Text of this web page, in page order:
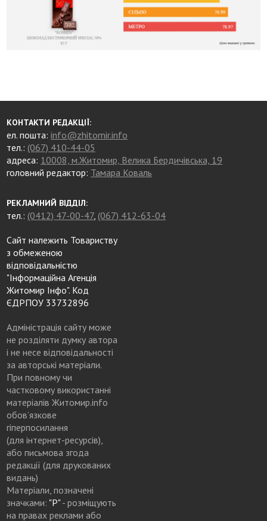
КОНТАКТИ РЕДАКЦІЇ:
ел. пошта:info@zhitomir.info
тел.: (067) 410-44-05
адреса: 10008, м.Житомир, Велика Бердичівська, 19
головний редактор: Тамара Коваль
РЕКЛАМНИЙ ВІДДІЛ:
тел.: (0412) 47-00-47, (067) 412-63-04
Сайт належить Товариству
з обмеженою
відповідальністю
"Інформаційна Агенція
Житомир Інфо". Код
ЄДРПОУ 33732896
Адміністрація сайту може
не розділяти думку автора
і не несе відповідальності
за авторські матеріали.
При повному чи
частковому використанні
матеріалів Житомир.info
обов’язкове
гіперпосилання
(для інтернет-ресурсів),
або письмова згода
редакції (для друкованих
видань)
Матеріали, позначені
значками: "Р"- розміщують
на правах реклами або